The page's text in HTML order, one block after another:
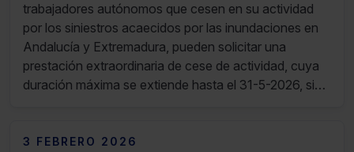
trabajadores autónomos que cesen en su actividad
por los siniestros acaecidos por las inundaciones en
Andalucía y Extremadura, pueden solicitar una
prestación extraordinaria de cese de actividad, cuya
duración máxima se extiende hasta el 31-5-2026, sin
3 FEBRERO 2026